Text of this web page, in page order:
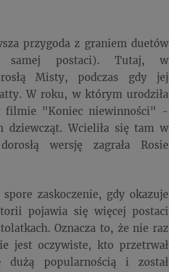
przygoda z graniem duetów
postaci). Tutaj, w
Misty, podczas gdy jej
W roku, w którym urodziła
filmie "Koniec niewinności" -
Wcieliła się tam w
wersję zagrała Rosie
zaskoczenie, gdy okazuje
pojawia się więcej postaci
Oznacza to, że nie raz
jest oczywiste, kto przetrwał
popularnością i został